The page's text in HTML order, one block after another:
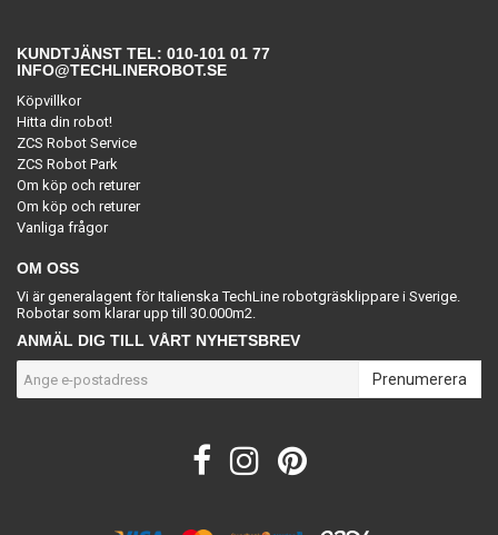
KUNDTJÄNST TEL: 010-101 01 77
INFO@TECHLINEROBOT.SE
Köpvillkor
Hitta din robot!
ZCS Robot Service
ZCS Robot Park
Om köp och returer
Om köp och returer
Vanliga frågor
OM OSS
Vi är generalagent för Italienska TechLine robotgräsklippare i Sverige.
Robotar som klarar upp till 30.000m2.
ANMÄL DIG TILL VÅRT NYHETSBREV
Prenumerera